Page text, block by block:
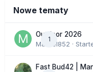
Nowe tematy
1
Outdoor 2026
Marcel852 ·
Fast Bud42 |